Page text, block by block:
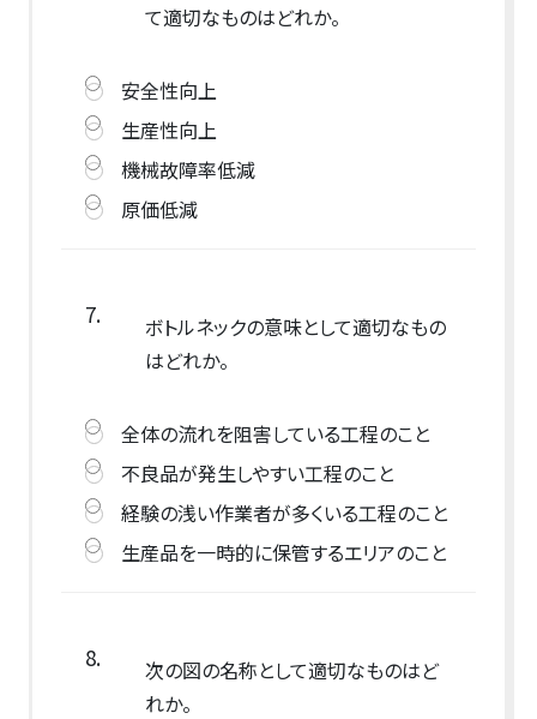
て適切なものはどれか。
安全性向上
生産性向上
機械故障率低減
原価低減
7.
ボトルネックの意味として適切なもの
はどれか。
全体の流れを阻害している工程のこと
不良品が発生しやすい工程のこと
経験の浅い作業者が多くいる工程のこと
生産品を一時的に保管するエリアのこと
8.
次の図の名称として適切なものはど
れか。